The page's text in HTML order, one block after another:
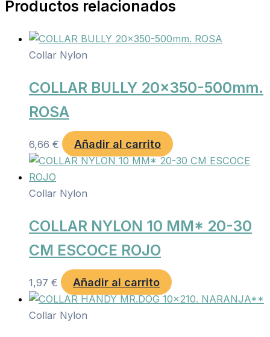
Productos relacionados
Collar Nylon
COLLAR BULLY 20×350-500mm.
ROSA
6,66 € Añadir al carrito
Collar Nylon
COLLAR NYLON 10 MM* 20-30
CM ESCOCE ROJO
1,97 € Añadir al carrito
Collar Nylon